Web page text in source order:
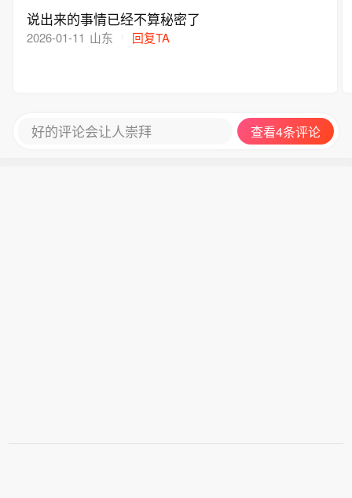
说出来的事情已经不算秘密了
2026-01-11 山东 回复TA
好的评论会让人崇拜 查看4条评论